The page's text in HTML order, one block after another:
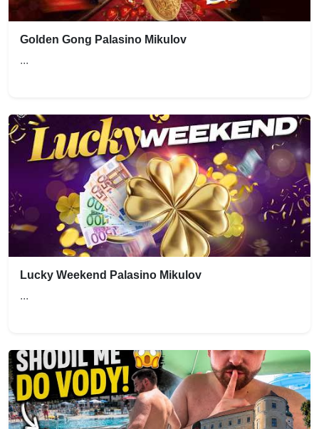
Golden Gong Palasino Mikulov
...
Lucky Weekend Palasino Mikulov
...